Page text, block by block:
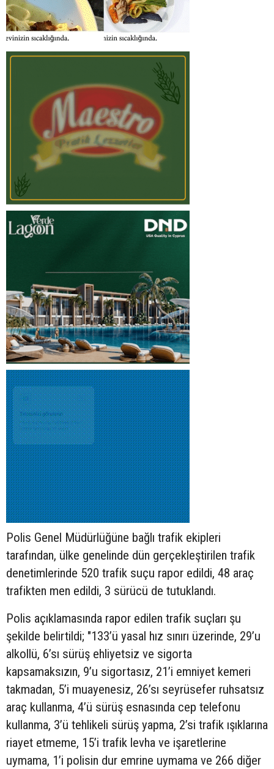
Polis Genel Müdürlüğüne bağlı trafik ekipleri
tarafından, ülke genelinde dün gerçekleştirilen trafik
denetimlerinde 520 trafik suçu rapor edildi, 48 araç
trafikten men edildi, 3 sürücü de tutuklandı.
Polis açıklamasında rapor edilen trafik suçları şu
şekilde belirtildi; "133’ü yasal hız sınırı üzerinde, 29’u
alkollü, 6’sı sürüş ehliyetsiz ve sigorta
kapsamaksızın, 9’u sigortasız, 21’i emniyet kemeri
takmadan, 5’i muayenesiz, 26’sı seyrüsefer ruhsatsız
araç kullanma, 4’ü sürüş esnasında cep telefonu
kullanma, 3’ü tehlikeli sürüş yapma, 2’si trafik ışıklarına
riayet etmeme, 15’i trafik levha ve işaretlerine
uymama, 1’i polisin dur emrine uymama ve 266 diğer